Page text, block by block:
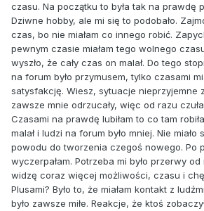
czasu. Na początku to była tak na prawdę
Dziwne hobby, ale mi się to podobało.
czas, bo nie miałam co innego robić.
pewnym czasie miałam tego wolnego
wyszło, że cały czas on malał. Do tego
na forum było przymusem, tylko czasami
satysfakcję. Wiesz, sytuacje nieprzyjemne
zawsze mnie odrzucały, więc od razu
Czasami na prawdę lubiłam to co tam
malał i ludzi na forum było mniej. Nie
powodu do tworzenia czegoś nowego. Po
wyczerpałam. Potrzeba mi było przerwy
widzę coraz więcej możliwości, czasu i
Plusami? Było to, że miałam kontakt z
było zawsze miłe. Reakcje, że ktoś